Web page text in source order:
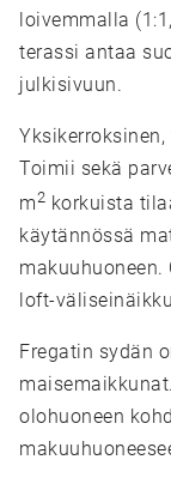
loivemmalla
terassi antaa
julkisivuun.
Toimii sekä
m2 korkuista
käytännössä
loft-
Fregatin sydän
olohuoneen